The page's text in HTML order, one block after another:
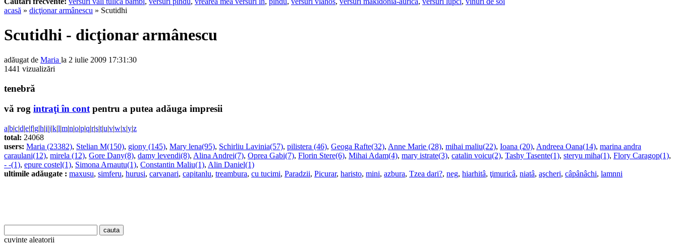
acasă » dicţionar armânescu » Scutidhi
Scutidhi - dicţionar armânescu
adăugat de Maria la 2 iulie 2009 17:31:30
1441 vizualizări
tenebră
vă rog intraţi în contpentru a putea adăuga impresii
a|b|c|d|e|f|g|h|i|j|k|l|m|n|o|p|q|r|s|t|u|v|w|x|y|z
total: 24068
users: Maria (23382), Stelian M(150), giony (145), Mary lena(95), Schirliu Lavinia(57), pilistera (46), Geoga Rafte(32), Anne Marie (28), mihai maliu(22), Ioana (20), Andreea Oana(14), marina andra
caraulani(12), mirela (12), Gore Dany(8), damy levendi(8), Alina Andrei(7), Oprea Gabi(7), Florin Stere(6), Mihai Adam(4), mary istrate(3), catalin voicu(2), Tashy Tasente(1), steryu miha(1), Flory Caragop(1),
- -(1), epure costel(1), Simona Arnautu(1), Constantin Maliu(1), Alin Daniel(1)
ultimile adăugate : maxusu, simferu, hurusi, carvanari, capitanlu, treambura, cu tucimi, Paradzii, Picurar, haristo, mini, azbura, Tzea dari?, neg, hiarhitâ, ţimuricâ, niatâ, aşcheri, câpânâchi, lamnni
cuvinte aleatorii